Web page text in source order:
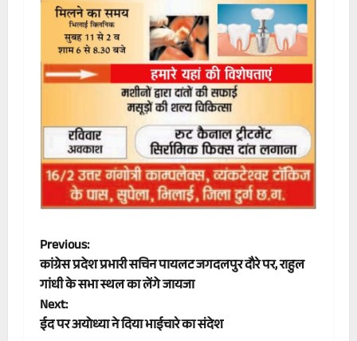
P
o
s
Previous:
कांग्रेस प्रदेश प्रभारी सचिन पायलट जगदलपुर दौरे पर, राहुल
गांधी के सभा स्थल का लेंगे जायजा
Next:
ईद पर अयोध्या ने दिया भाईचारे का संदेश